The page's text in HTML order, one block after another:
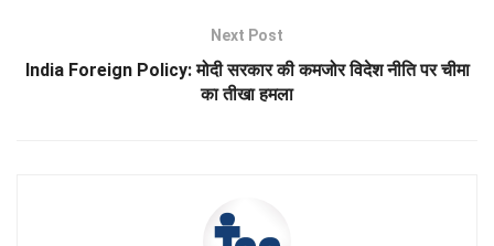
Next Post
India Foreign Policy: मोदी सरकार की कमजोर विदेश नीति पर चीमा
का तीखा हमला